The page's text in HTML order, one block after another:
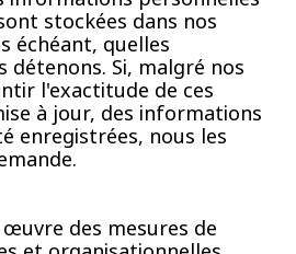
stockées dans nos
échéant, quelles
Si, malgré nos
l'exactitude de ces
à jour, des informations
enregistrées, nous les
des mesures de